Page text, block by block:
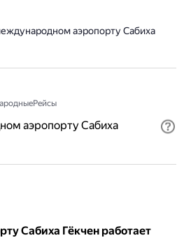
аэропорту Сабиха
аэропорту Сабиха
Сабиха Гёкчен работает